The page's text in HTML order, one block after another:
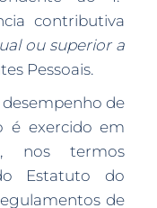
contributiva
ou superior a
Pessoais.
desempenho de
é exercido em
nos termos
Estatuto do
de